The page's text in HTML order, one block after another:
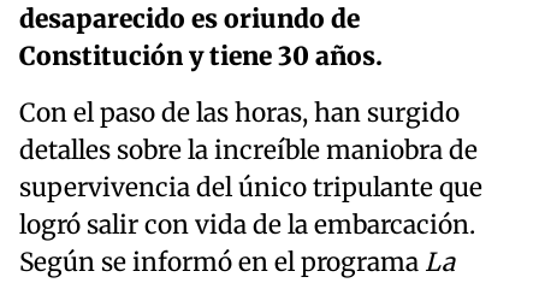
desaparecido es oriundo de
Constitución y tiene 30 años.
Con el paso de las horas, han surgido
detalles sobre la increíble maniobra de
supervivencia del único tripulante que
logró salir con vida de la embarcación.
Según se informó en el programa La